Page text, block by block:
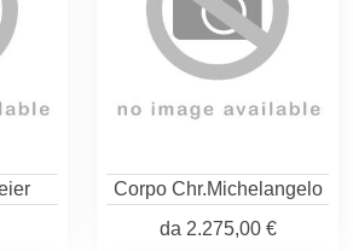
Corpo Chr.Michelangelo
da 2.275,00 €